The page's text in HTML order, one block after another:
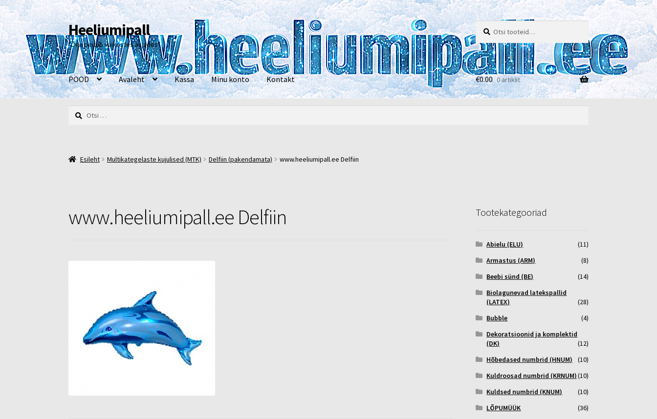
Liigu
navigeerimisele
Liigu
sisu
juurde
Heeliumipall
"Õnn peitub väikestes asjades"
Otsi:
Otsi
POOD Avaleht Kassa Minu konto Kontakt
EsilehtKassa
€0.00 0 artiklit
Otsi:
Esileht Multikategelaste kujulised (MTK) Delfiin (pakendamata) www.heeliumipall.ee Delfiin
www.heeliumipall.ee Delfiin Tootekategooriad
Abielu (ELU)
(11)
Armastus (ARM)
(8)
Beebi sünd (BE)
(14)
Biolagunevad latekspallid
(LATEX)
(28)
Bubble
(4)
Dekoratsioonid ja komplektid
(DK)
(12)
Hõbedased numbrid (HNUM)
(10)
Kuldroosad numbrid (KRNUM)(10)
Kuldsed numbrid (KNUM)
(10)
LÕPUMÜÜK
(36)